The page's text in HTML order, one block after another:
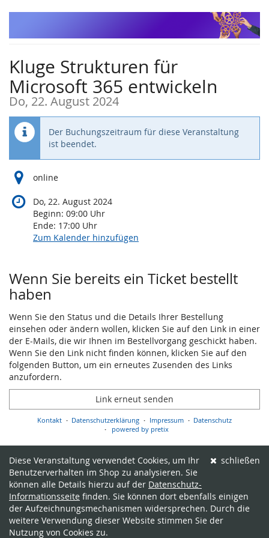
Zum
Kluge Strukturen für
Microsoft 365 entwickeln
Do, 22. August 2024
Der Buchungszeitraum für diese Veranstaltung
ist beendet.
online
Do, 22. August 2024
Beginn: 09:00 Uhr
Ende: 17:00 Uhr
Zum Kalender hinzufügen
Wenn Sie bereits ein Ticket bestellt
haben
Wenn Sie den Status und die Details Ihrer Bestellung
einsehen oder ändern wollen, klicken Sie auf den Link in einer
der E-Mails, die wir Ihnen im Bestellvorgang geschickt haben.
Wenn Sie den Link nicht finden können, klicken Sie auf den
folgenden Button, um ein erneutes Zusenden des Links
anzufordern.
Link erneut senden
Kontakt Datenschutzerklärung Impressum
Datenschutz
powered by pretix
schließen
Diese Veranstaltung verwendet Cookies, um Ihr
Benutzerverhalten im Shop zu analysieren. Sie
können alle Details hierzu auf der Datenschutz-
Informationsseite finden. Sie können dort ebenfalls einigen
der Aufzeichnungsmechanismen widersprechen. Durch die
weitere Verwendung dieser Website stimmen Sie der
Nutzung von Cookies zu.